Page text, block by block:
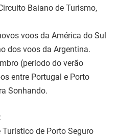
Baiano de Turismo,
voos da América do Sul
dos voos da Argentina.
(período do verão
entre Portugal e Porto
Sonhando.
de Porto Seguro